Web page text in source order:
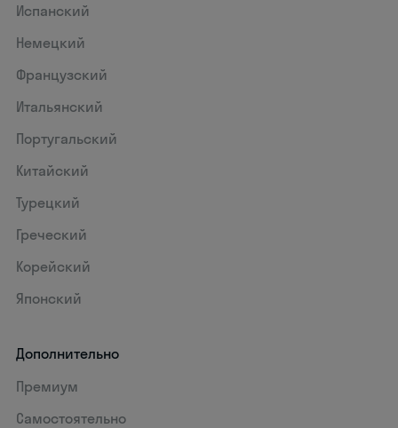
Испанский
Немецкий
Французский
Итальянский
Португальский
Китайский
Турецкий
Греческий
Корейский
Японский
Дополнительно
Премиум
Самостоятельно